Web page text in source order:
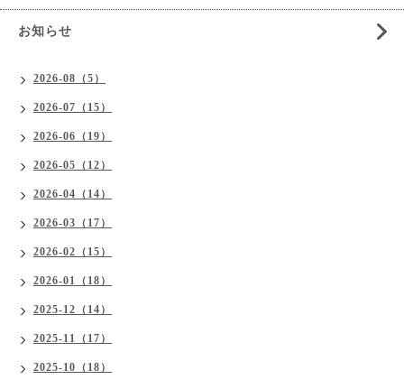
お知らせ
2026-08（5）
2026-07（15）
2026-06（19）
2026-05（12）
2026-04（14）
2026-03（17）
2026-02（15）
2026-01（18）
2025-12（14）
2025-11（17）
2025-10（18）